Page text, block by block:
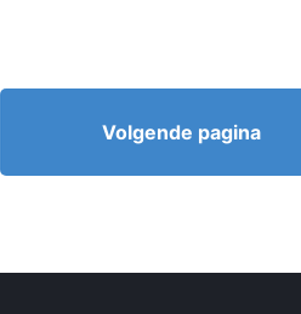
Volgende pagina